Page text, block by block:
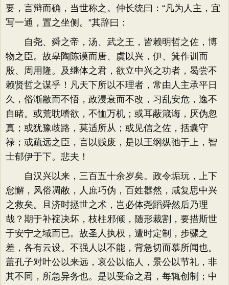
要，言辩而确，当世称之。仲长统曰：“凡为人主，宜
写一通，置之坐侧。”其辞曰：
自尧、舜之帝，汤、武之王，皆赖明哲之佐，博
物之臣。故皋陶陈谟而唐、虞以兴，伊、箕作训而
殷、周用隆。及继体之君，欲立中兴之功者，曷尝不
赖贤哲之谋乎！凡天下所以不理者，常由人主承平日
久，俗渐敝而不悟，政浸衰而不改，习乱安危，逸不
自睹。或荒耽嗜欲，不恤万机；或耳蔽箴诲，厌伪忽
真；或犹豫歧路，莫适所从；或见信之佐，括囊守
禄；或疏远之臣，言以贱废，是以王纲纵弛于上，智
士郁伊于下。悲夫！
自汉兴以来，三百五十余岁矣。政令垢玩，上下
怠懈，风俗凋敝，人庶巧伪，百姓嚣然，咸复思中兴
之救矣。且济时拯世之术，岂必体尧蹈舜然后乃理
哉？期于补䘺决坏，枝柱邪倾，随形裁割，要措斯世
于安宁之域而已。故圣人执权，遭时定制，步骤之
差，各有云设。不强人以不能，背急切而慕所闻也。
盖孔子对叶公以来远，哀公以临人，景公以节礼，非
其不同，所急异务也。是以受命之君，每辄创制；中